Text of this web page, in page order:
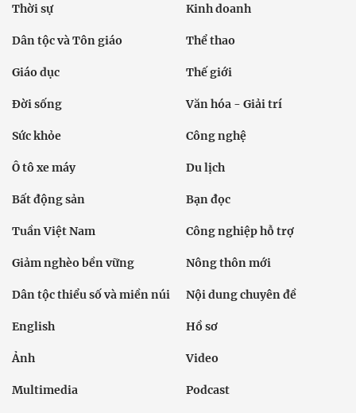
Thời sự Kinh doanh
Dân tộc và Tôn giáo Thể thao
Giáo dục Thế giới
Đời sống Văn hóa - Giải trí
Sức khỏe Công nghệ
Ô tô xe máy Du lịch
Bất động sản Bạn đọc
Tuần Việt Nam Công nghiệp hỗ trợ
Giảm nghèo bền vững Nông thôn mới
Dân tộc thiểu số và miền núi Nội dung chuyên đề
English Hồ sơ
Ảnh Video
Multimedia Podcast